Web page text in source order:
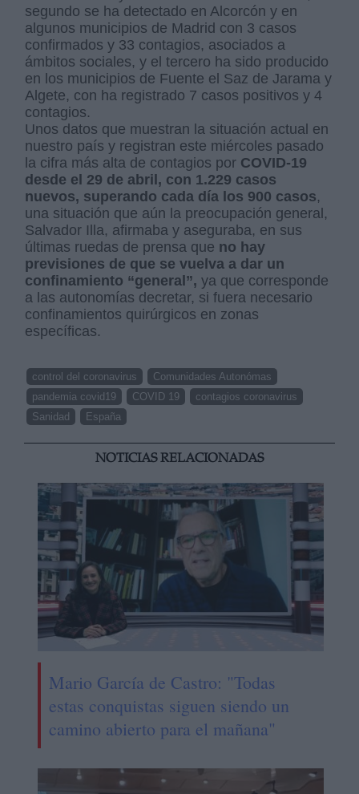
segundo se ha detectado en Alcorcón y en
algunos municipios de Madrid con 3 casos
confirmados y 33 contagios, asociados a
ámbitos sociales, y el tercero ha sido producido
en los municipios de Fuente el Saz de Jarama y
Algete, con ha registrado 7 casos positivos y 4
contagios.
Unos datos que muestran la situación actual en
nuestro país y registran este miércoles pasado
la cifra más alta de contagios por COVID-19
desde el 29 de abril, con 1.229 casos
nuevos, superando cada día los 900 casos,
una situación que aún la preocupación general,
Salvador Illa, afirmaba y aseguraba, en sus
últimas ruedas de prensa que no hay
previsiones de que se vuelva a dar un
confinamiento “general”, ya que corresponde
a las autonomías decretar, si fuera necesario
confinamientos quirúrgicos en zonas
específicas.
control del coronavirus
Comunidades Autonómas
pandemia covid19
COVID 19
contagios coronavirus
Sanidad
España
NOTICIAS RELACIONADAS
Mario García de Castro: "Todas
estas conquistas siguen siendo un
camino abierto para el mañana"